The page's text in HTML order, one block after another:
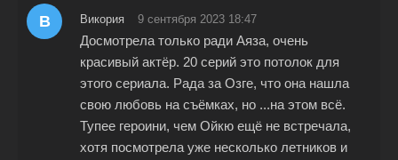
В Викория 9 сентября 2023 18:47
Досмотрела только ради Аяза, очень
красивый актёр. 20 серий это потолок для
этого сериала. Рада за Озге, что она нашла
свою любовь на съёмках, но ...на этом всё.
Тупее героини, чем Ойкю ещё не встречала,
хотя посмотрела уже несколько летников и